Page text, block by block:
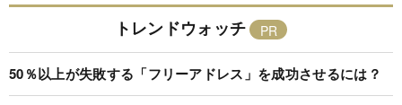
トレンドウォッチ
50％以上が失敗する「フリーアドレス」を成功させるには？